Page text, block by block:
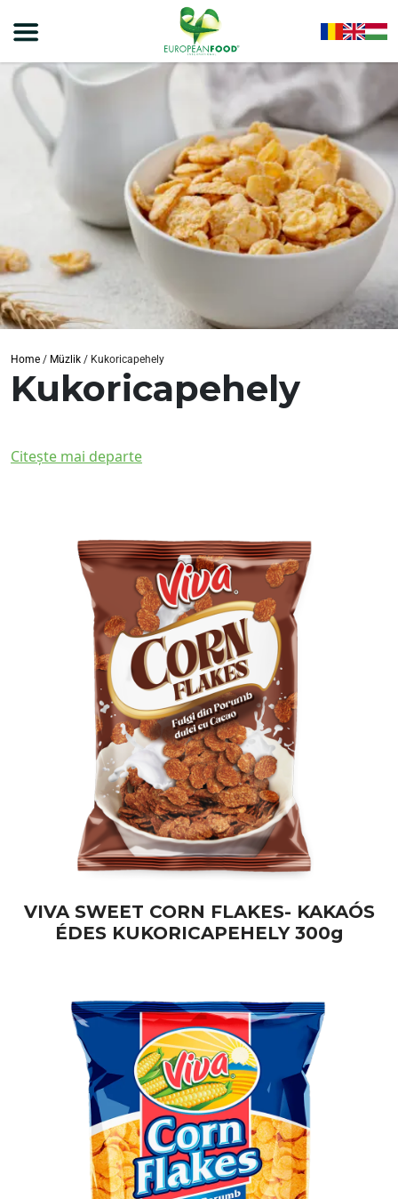
Home / Müzlik / Kukoricapehely
Kukoricapehely
Citește mai departe
VIVA SWEET CORN FLAKES- KAKAÓS
ÉDES KUKORICAPEHELY 300g